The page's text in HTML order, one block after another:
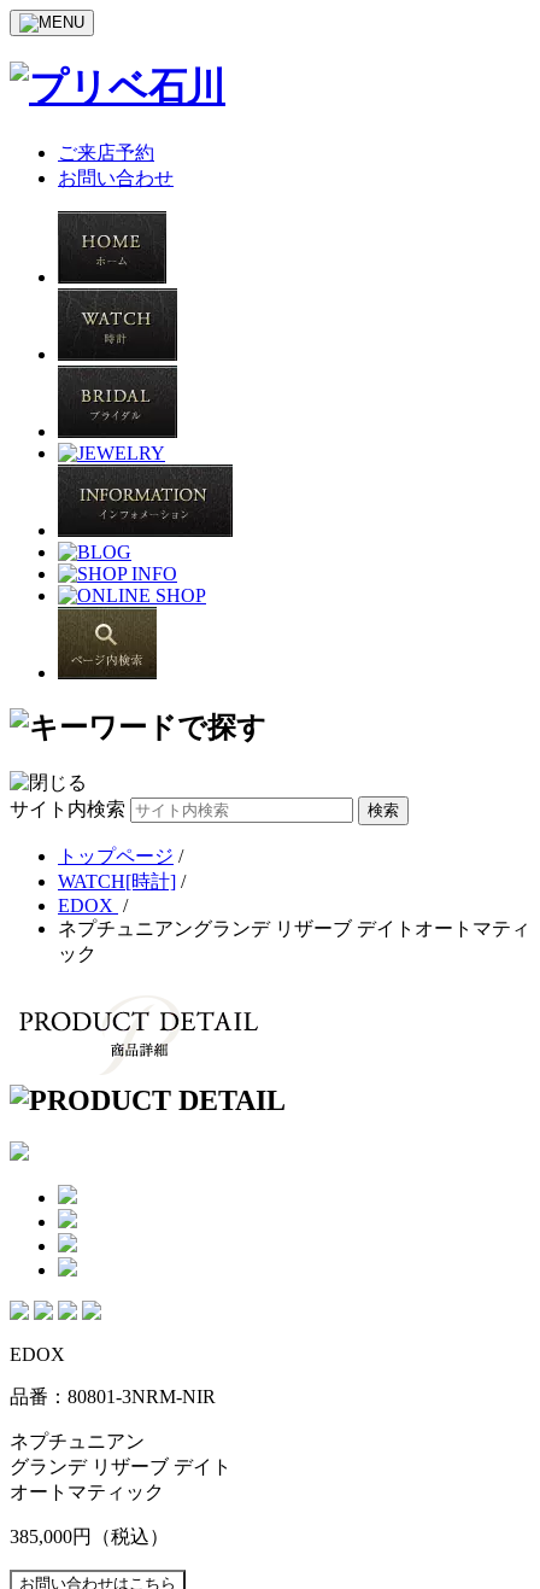
ご来店予約
お問い合わせ
サイト内検索
トップページ /
WATCH[時計] /
EDOX /
ネプチュニアングランデ リザーブ デイトオートマティ
ック
EDOX
品番：80801-3NRM-NIR
ネプチュニアン
グランデ リザーブ デイト
オートマティック
385,000円 （税込）